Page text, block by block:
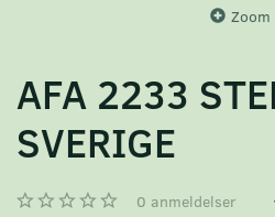
Zoom
AFA 2233
SVERIGE
0 anmeldelser